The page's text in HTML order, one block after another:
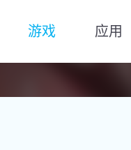
游戏 应用